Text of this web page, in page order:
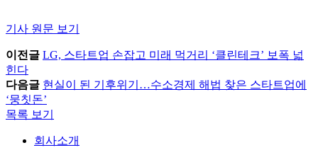
기사 원문 보기
이전글 LG, 스타트업 손잡고 미래 먹거리 ‘클린테크’ 보폭 넓
힌다
다음글 현실이 된 기후위기…수소경제 해법 찾은 스타트업에
‘뭉칫돈’
목록 보기
회사소개